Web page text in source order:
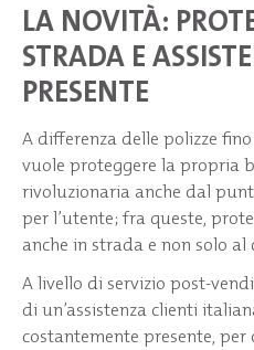
LA NOVITÀ:
STRADA E
PRESENTE
A differenza delle polizze
vuole proteggere la propria
rivoluzionaria anche dal
per l’utente; fra queste,
anche in strada e non solo al
A livello di servizio post-
di un’assistenza clienti
costantemente presente,